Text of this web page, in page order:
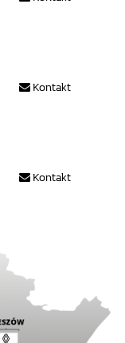
Kontakt
Kontakt